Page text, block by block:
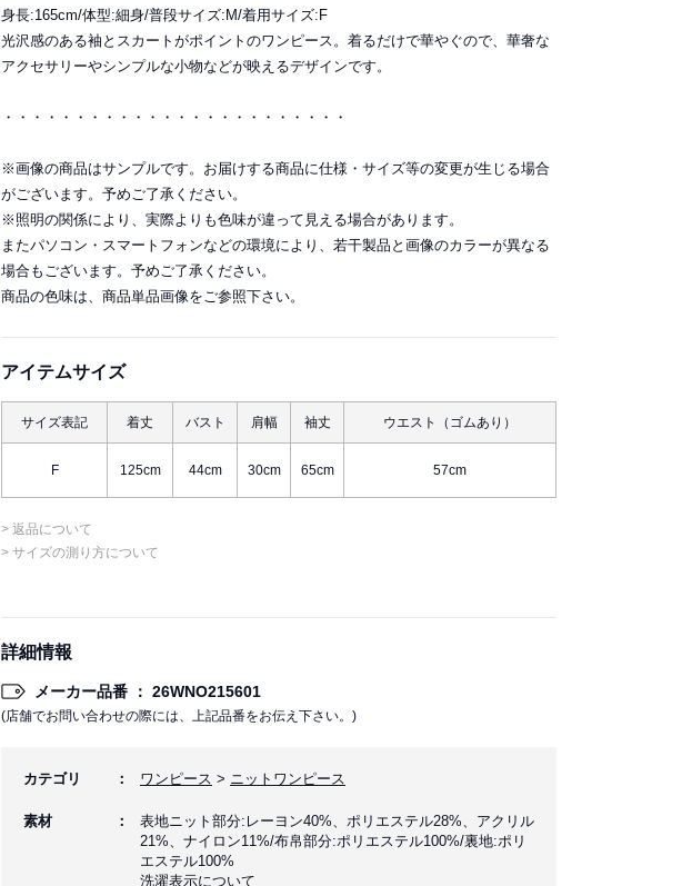
身長:165cm/体型:細身/普段サイズ:M/着用サイズ:F
光沢感のある袖とスカートがポイントのワンピース。着るだけで華やぐので、華奢な
アクセサリーやシンプルな小物などが映えるデザインです。
・・・・・・・・・・・・・・・・・・・・・・・・
※画像の商品はサンプルです。お届けする商品に仕様・サイズ等の変更が生じる場合
がございます。予めご了承ください。
※照明の関係により、実際よりも色味が違って見える場合があります。
またパソコン・スマートフォンなどの環境により、若干製品と画像のカラーが異なる
場合もございます。予めご了承ください。
商品の色味は、商品単品画像をご参照下さい。
アイテムサイズ
サイズ表記 着丈 バスト 肩幅 袖丈 ウエスト（ゴムあり）
F 125cm 44cm 30cm 65cm 57cm
> 返品について
> サイズの測り方について
詳細情報
メーカー品番 ： 26WNO215601
(店舗でお問い合わせの際には、上記品番をお伝え下さい。)
カテゴリ ワンピース > ニットワンピース
素材
表地ニット部分:レーヨン40%、ポリエステル28%、アクリル
21%、ナイロン11%/布帛部分:ポリエステル100%/裏地:ポリ
エステル100%
洗濯表示について